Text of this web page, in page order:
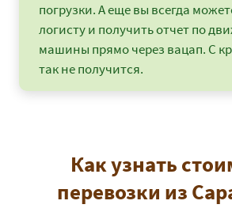
погрузки. А еще вы всегда
логисту и получить отчет по
машины прямо через вацап. С
так не получится.
Как узнать
перевозки из